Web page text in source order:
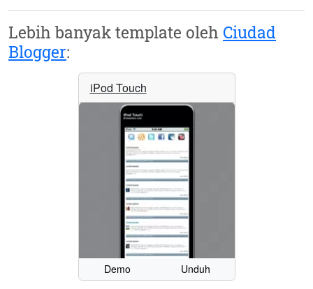
Lebih banyak template oleh Ciudad
Blogger:
iPod Touch
Demo Unduh